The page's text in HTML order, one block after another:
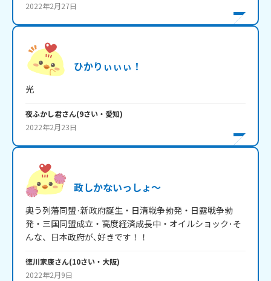
2022年2月27日
ひかりぃぃぃ！
光
夜ふかし君さん(9さい・ 愛知)
2022年2月23日
政しかないっしょ～
奥う列藩同盟·新政府誕生・日清戦争勃発・日露戦争勃
発・三国同盟成立・高度経済成長中・オイルショック･そ
んな、日本政府が､好きです！！
徳川家康さん(10さい・ 大阪)
2022年2月9日